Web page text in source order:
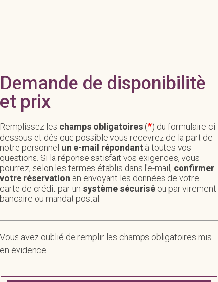
Demande de disponibilitè
et prix
Remplissez les champs obligatoires (*) du formulaire ci-
dessous et dés que possible vous recevrez de la part de
notre personnel un e-mail répondant à toutes vos
questions. Si la réponse satisfait vos exigences, vous
pourrez, selon les termes établis dans l'e-mail, confirmer
votre réservation en envoyant les données de votre
carte de crédit par un système sécurisé ou par virement
bancaire ou mandat postal.
Vous avez oublié de remplir les champs obligatoires mis
en évidence